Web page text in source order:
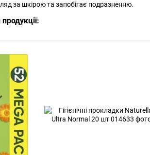
за шкірою та запобігає подразненню.
:
рівнів виділень (Normal, Maxi, Ultra тощо).
легкого щоденного захисту.
представлена у більшості магазинів і
турботу про шкіру та природний підхід до